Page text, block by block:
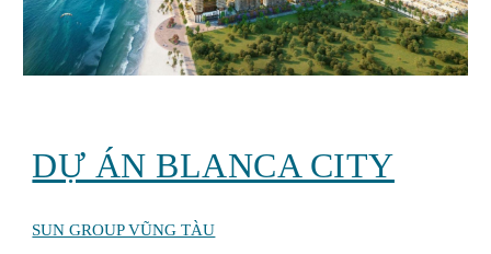
DỰ ÁN BLANCA CITY
SUN GROUP VŨNG TÀU